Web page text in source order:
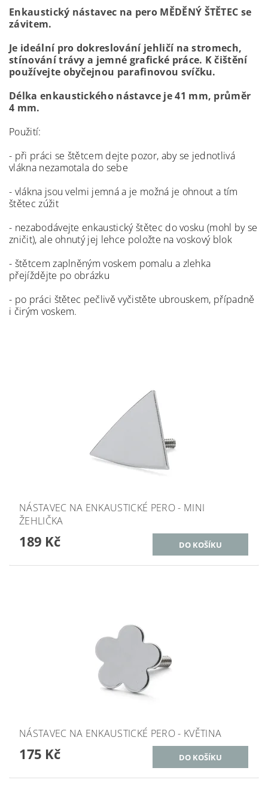
Enkaustický nástavec na pero MĚDĚNÝ ŠTĚTEC se
závitem.
Je ideální pro dokreslování jehličí na stromech,
stínování trávy a jemné grafické práce. K čištění
používejte obyčejnou parafinovou svíčku.
Délka enkaustického nástavce je 41 mm, průměr
4 mm.
Použití:
- při práci se štětcem dejte pozor, aby se jednotlivá
vlákna nezamotala do sebe
- vlákna jsou velmi jemná a je možná je ohnout a tím
štětec zúžit
- nezabodávejte enkaustický štětec do vosku (mohl by se
zničit), ale ohnutý jej lehce položte na voskový blok
- štětcem zaplněným voskem pomalu a zlehka
přejíždějte po obrázku
- po práci štětec pečlivě vyčistěte ubrouskem, případně
i čirým voskem.
NÁSTAVEC NA ENKAUSTICKÉ PERO - MINI
ŽEHLIČKA
189 Kč
NÁSTAVEC NA ENKAUSTICKÉ PERO - KVĚTINA
175 Kč